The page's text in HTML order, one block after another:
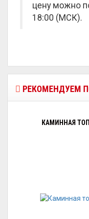
цену можно
18:00 (МСК).
РЕКОМЕНДУЕМ
КАМИННАЯ